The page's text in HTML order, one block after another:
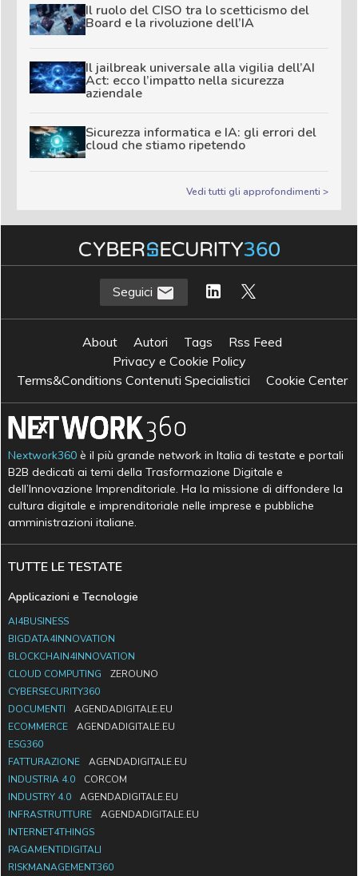
Il ruolo del CISO tra lo scetticismo del
Board e la rivoluzione dell’IA
Il jailbreak universale alla vigilia dell’AI
Act: ecco l’impatto nella sicurezza
aziendale
Sicurezza informatica e IA: gli errori del
cloud che stiamo ripetendo
Vedi tutti gli approfondimenti >
Seguici
About Autori Tags
Rss Feed
Privacy e Cookie Policy
Terms&Conditions Contenuti Specialistici
Cookie Center
Nextwork360 è il più grande network in Italia di testate e portali
B2B dedicati ai temi della Trasformazione Digitale e
dell’Innovazione Imprenditoriale. Ha la missione di diffondere la
cultura digitale e imprenditoriale nelle imprese e pubbliche
amministrazioni italiane.
TUTTE LE TESTATE
Applicazioni e Tecnologie
AI4BUSINESS
BIGDATA4INNOVATION
BLOCKCHAIN4INNOVATION
CLOUD COMPUTING
ZEROUNO
CYBERSECURITY360
DOCUMENTI
AGENDADIGITALE.EU
ECOMMERCE
AGENDADIGITALE.EU
ESG360
FATTURAZIONE
AGENDADIGITALE.EU
INDUSTRIA 4.0
CORCOM
INDUSTRY 4.0
AGENDADIGITALE.EU
INFRASTRUTTURE
AGENDADIGITALE.EU
INTERNET4THINGS
PAGAMENTIDIGITALI
RISKMANAGEMENT360